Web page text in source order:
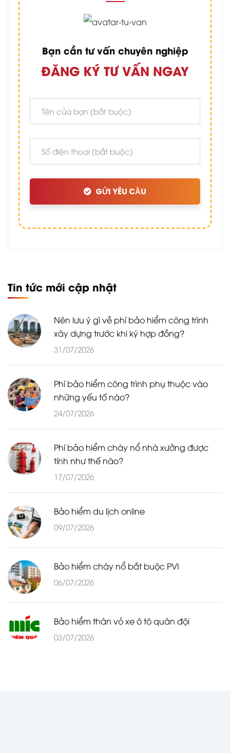
Bạn cần tư vấn chuyên nghiệp
ĐĂNG KÝ TƯ VẤN NGAY
GỬI YÊU CẦU
Tin tức mới cập nhật
Nên lưu ý gì về phí bảo hiểm công trình
xây dựng trước khi ký hợp đồng?
31/07/2026
Phí bảo hiểm công trình phụ thuộc vào
những yếu tố nào?
24/07/2026
Phí bảo hiểm cháy nổ nhà xưởng được
tính như thế nào?
17/07/2026
Bảo hiểm du lịch online
09/07/2026
Bảo hiểm cháy nổ bắt buộc PVI
06/07/2026
Bảo hiểm thân vỏ xe ô tô quân đội
03/07/2026